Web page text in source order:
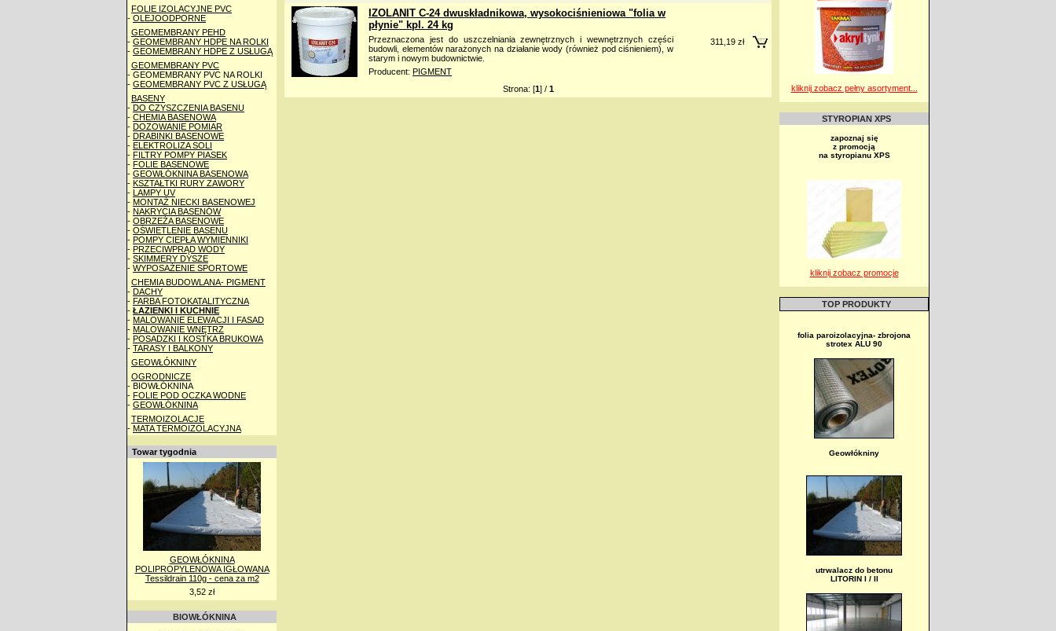
FOLIE IZOLACYJNE PVC
- OLEJOODPORNE
GEOMEMBRANY PEHD
- GEOMEMBRANY HDPE NA ROLKI
- GEOMEMBRANY HDPE Z USŁUGĄ
GEOMEMBRANY PVC
- GEOMEMBRANY PVC NA ROLKI
- GEOMEMBRANY PVC Z USŁUGĄ
BASENY
- DO CZYSZCZENIA BASENU
- CHEMIA BASENOWA
- DOZOWANIE POMIAR
- DRABINKI BASENOWE
- ELEKTROLIZA SOLI
- FILTRY POMPY PIASEK
- FOLIE BASENOWE
- GEOWŁÓKNINA BASENOWA
- KSZTAŁTKI RURY ZAWORY
- LAMPY UV
- MONTAŻ NIECKI BASENOWEJ
- NAKRYCIA BASENÓW
- OBRZEŻA BASENOWE
- OŚWIETLENIE BASENU
- POMPY CIEPŁA WYMIENNIKI
- PRZECIWPRĄD WODY
- SKIMMERY DYSZE
- WYPOSAŻENIE SPORTOWE
CHEMIA BUDOWLANA- PIGMENT
- DACHY
- FARBA FOTOKATALITYCZNA
- ŁAZIENKI I KUCHNIE
- MALOWANIE ELEWACJI I FASAD
- MALOWANIE WNĘTRZ
- POSADZKI I KOSTKA BRUKOWA
- TARASY I BALKONY
GEOWŁÓKNINY
OGRODNICZE
- BIOWŁÓKNINA
- FOLIE POD OCZKA WODNE
- GEOWŁÓKNINA
TERMOIZOLACJE
- MATA TERMOIZOLACYJNA
Towar tygodnia
GEOWŁÓKNINA
POLIPROPYLENOWA IGŁOWANA
Tessildrain 110g - cena za m2
3,52 zł
BIOWŁÓKNINA
IZOLANIT C-24 dwuskładnikowa, wysokociśnieniowa "folia w
płynie" kpl. 24 kg
Przeznaczona jest do uszczelniania zewnętrznych i wewnętrznych części
budowli, elementów narażonych na działanie wody (również pod ciśnieniem), w
starym i nowym budownictwie.
Producent: PIGMENT
311,19 zł
Strona: [1] / 1 kliknij zobacz pełny asortyment...
STYROPIAN XPS
zapoznaj się
z promocją
na styropianu XPS
kliknij zobacz promocje
TOP PRODUKTY
folia paroizolacyjna- zbrojona
strotex ALU 90
Geowłókniny
utrwalacz do betonu
LITORIN I / II